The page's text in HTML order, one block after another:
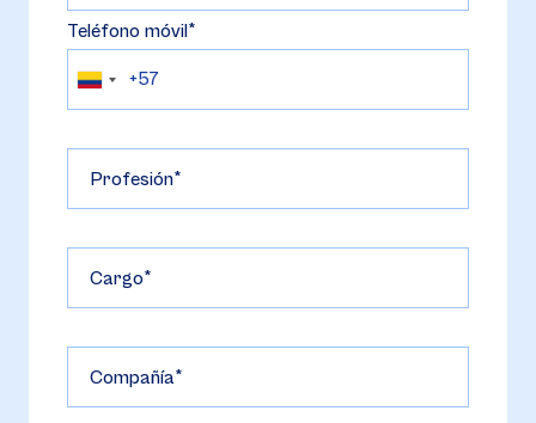
Teléfono móvil
Profesión
Cargo
Compañía